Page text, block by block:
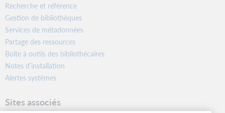
Recherche et référence
Gestion de bibliothèques
Services de métadonnées
Partage des ressources
Boîte à outils des bibliothécaires
Notes d’installation
Alertes systèmes
Sites associés